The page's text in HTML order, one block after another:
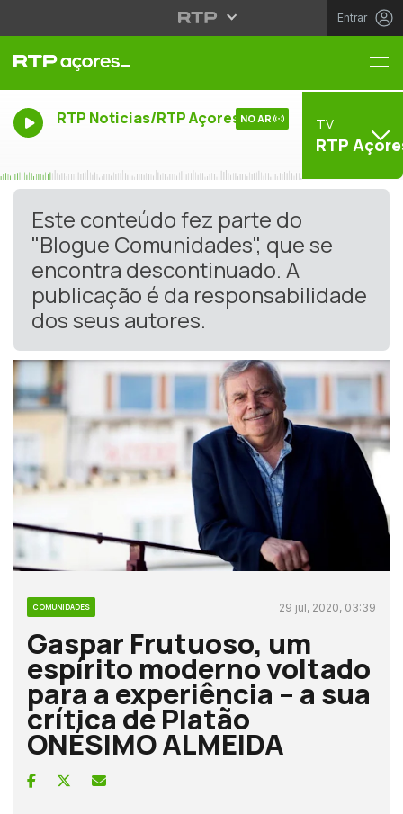
Entrar
RTP Noticias/RTP Açores NO AR TV
RTP
Este conteúdo fez parte do
"Blogue Comunidades", que se
encontra descontinuado. A
publicação é da responsabilidade
dos seus autores.
COMUNIDADES 29 jul, 2020, 03:39
Gaspar Frutuoso, um
espírito moderno voltado
para a experiência – a sua
crítica de Platão
ONÉSIMO ALMEIDA